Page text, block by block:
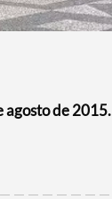
agosto de 2015.